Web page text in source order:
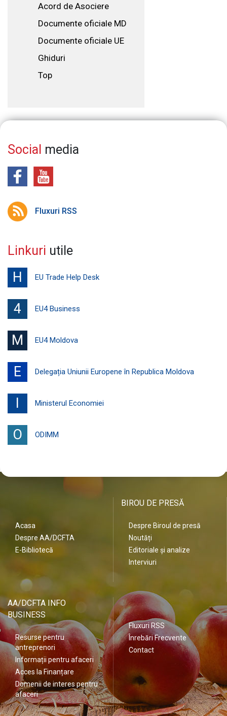
Acord de Asociere
Documente oficiale MD
Documente oficiale UE
Ghiduri
Top
Social media
Fluxuri RSS
Linkuri utile
H EU Trade Help Desk
4 EU4 Business
M EU4 Moldova
E Delegația Uniunii Europene în Republica Moldova
I Ministerul Economiei
O ODIMM
Acasa
Despre AA/DCFTA
E-Bibliotecă
BIROU DE PRESĂ
Despre Biroul de presă
Noutăți
Editoriale și analize
Interviuri
AA/DCFTA INFO
BUSINESS
Resurse pentru
antreprenori
Informații pentru afaceri
Acces la Finanțare
Domenii de interes pentru
afaceri
Fluxuri RSS
Înrebări Frecvente
Contact